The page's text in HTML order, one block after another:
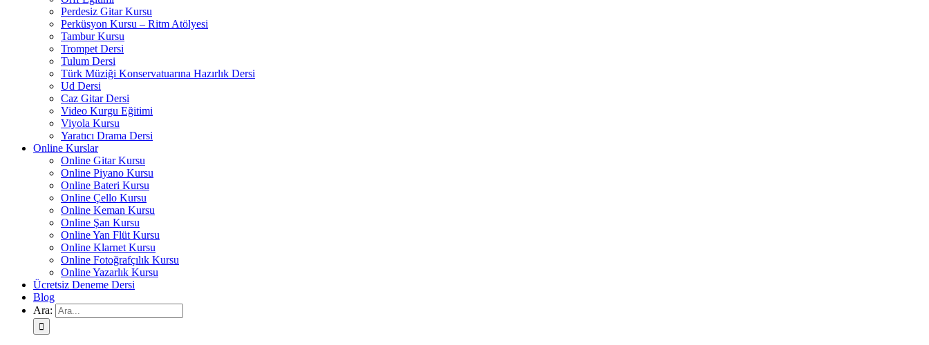
Perdesiz Gitar Kursu
Perküsyon Kursu – Ritm Atölyesi
Tambur Kursu
Trompet Dersi
Tulum Dersi
Türk Müziği Konservatuarına Hazırlık Dersi
Ud Dersi
Caz Gitar Dersi
Video Kurgu Eğitimi
Viyola Kursu
Yaratıcı Drama Dersi
Online Kurslar
Online Gitar Kursu
Online Piyano Kursu
Online Bateri Kursu
Online Çello Kursu
Online Keman Kursu
Online Şan Kursu
Online Yan Flüt Kursu
Online Klarnet Kursu
Online Fotoğrafçılık Kursu
Online Yazarlık Kursu
Ücretsiz Deneme Dersi
Blog
Ara: